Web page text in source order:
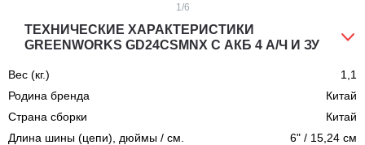
1 /6
ТЕХНИЧЕСКИЕ ХАРАКТЕРИСТИКИ
GREENWORKS GD24CSMNX С АКБ 4 А/Ч И ЗУ
Вес (кг.)
1,1
Родина бренда
Китай
Страна сборки
Китай
Длина шины (цепи), дюймы / см.
6" / 15,24 см